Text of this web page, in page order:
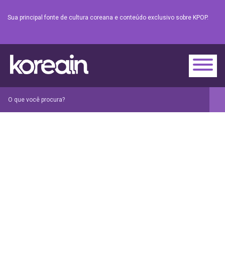
Sua principal fonte de cultura coreana e conteúdo exclusivo sobre KPOP.